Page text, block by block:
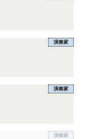
演奏家
演奏家
演奏家